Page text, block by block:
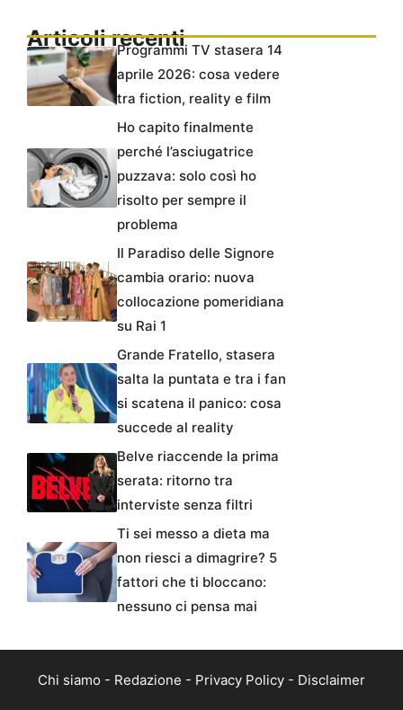
Articoli recentiProgrammi TV stasera 14
aprile 2026: cosa vedere
tra fiction, reality e film
Ho capito finalmente
perché l’asciugatrice
puzzava: solo così ho
risolto per sempre il
problema
Il Paradiso delle Signore
cambia orario: nuova
collocazione pomeridiana
su Rai 1
Grande Fratello, stasera
salta la puntata e tra i fan
si scatena il panico: cosa
succede al reality
Belve riaccende la prima
serata: ritorno tra
interviste senza filtri
Ti sei messo a dieta ma
non riesci a dimagrire? 5
fattori che ti bloccano:
nessuno ci pensa mai
Chi siamo - Redazione - Privacy Policy - Disclaimer